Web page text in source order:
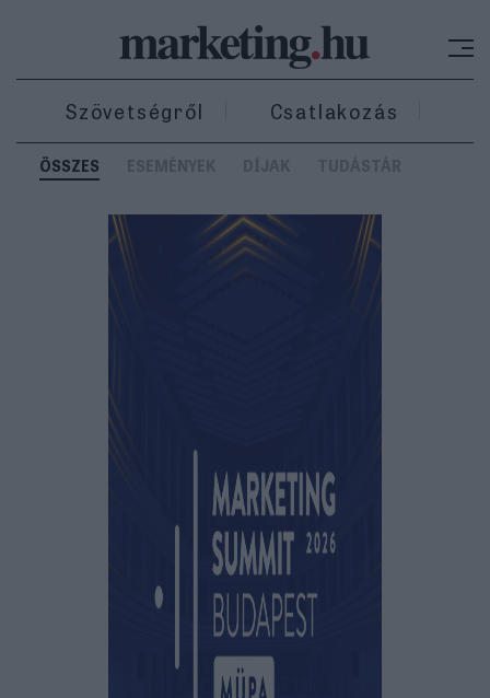
Szövetségről Csatlakozás
ÖSSZES